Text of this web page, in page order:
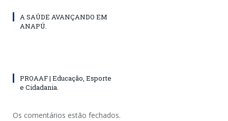
A SAÚDE AVANÇANDO EM
ANAPÚ.
PROAAF | Educação, Esporte
e Cidadania.
Os comentários estão fechados.